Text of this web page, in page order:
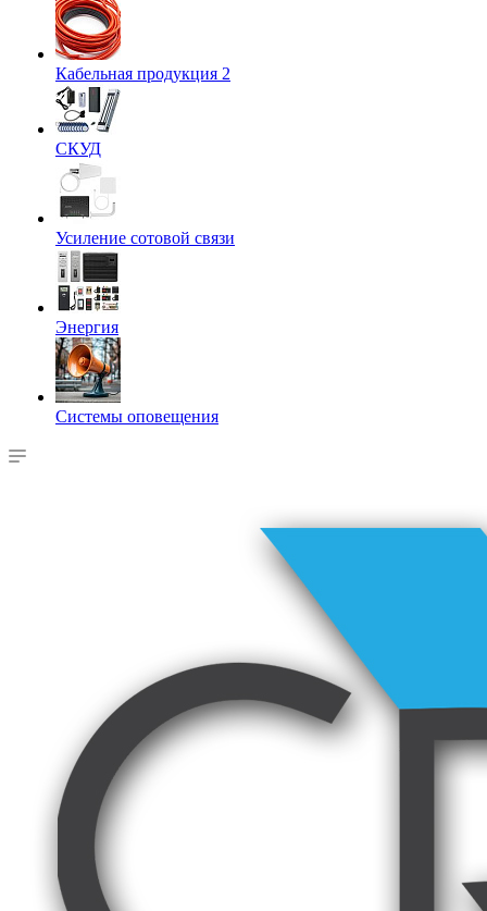
Кабельная продукция 2
СКУД
Усиление сотовой связи
Энергия
Системы оповещения